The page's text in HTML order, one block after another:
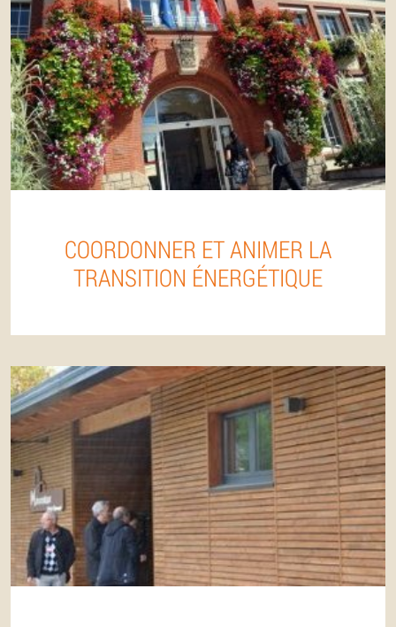
COORDONNER ET ANIMER LA
TRANSITION ÉNERGÉTIQUE